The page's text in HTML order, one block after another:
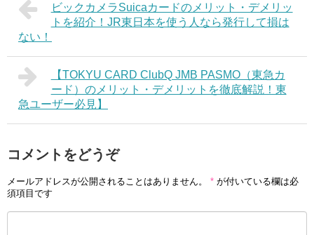
ビックカメラSuicaカードのメリット・デメリッ
トを紹介！JR東日本を使う人なら発行して損は
ない！
【TOKYU CARD ClubQ JMB PASMO（東急カ
ード）のメリット・デメリットを徹底解説！東
急ユーザー必見】
コメントをどうぞ
メールアドレスが公開されることはありません。 * が付いている欄は必
須項目です